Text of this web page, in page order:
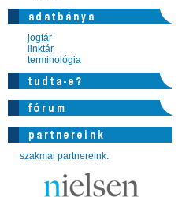
jogtár
linktár
terminológia
szakmai partnereink: